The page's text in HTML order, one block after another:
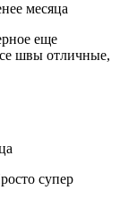
месяца
еще
швы отличные,
супер